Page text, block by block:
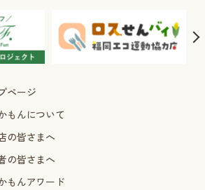
ページ
もんについて
の皆さまへ
の皆さまへ
もんアワード